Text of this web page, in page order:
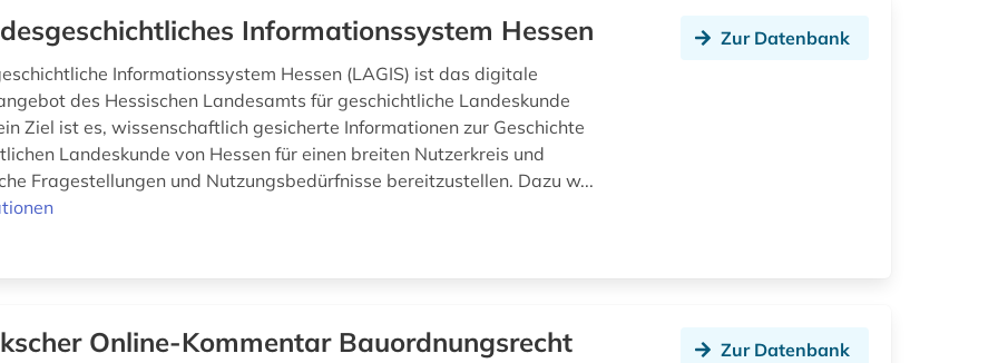
Informationssystem Hessen
Informationssystem Hessen (LAGIS) ist das digitale
des Hessischen Landesamts für geschichtliche Landeskunde
Ziel ist es, wissenschaftlich gesicherte Informationen zur Geschichte
Landeskunde von Hessen für einen breiten Nutzerkreis und
Fragestellungen und Nutzungsbedürfnisse bereitzustellen. Dazu w...
Zur Datenbank
Online-Kommentar Bauordnungsrecht
Zur Datenbank